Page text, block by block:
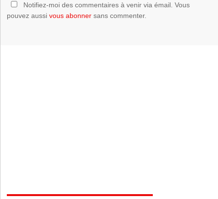
Notifiez-moi des commentaires à venir via émail. Vous
pouvez aussivous abonner sans commenter.